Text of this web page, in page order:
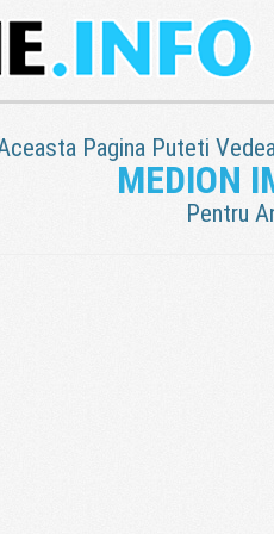
Pagina Puteti
MEDION
Pentru